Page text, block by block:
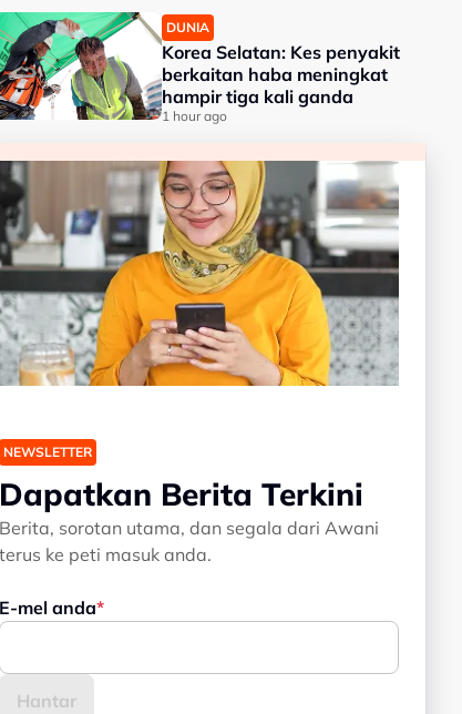
DUNIA
Korea Selatan: Kes penyakit
berkaitan haba meningkat
hampir tiga kali ganda
1 hour ago
NEWSLETTER
Dapatkan Berita Terkini
Berita, sorotan utama, dan segala dari Awani
terus ke peti masuk anda.
E-mel anda